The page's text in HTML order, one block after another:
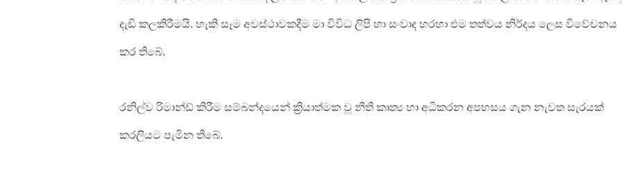
දැඩි කලකිරීමයි. හැකි සෑම අවස්ථාවකදීම මා විවිධ ලිපි හා සංවාද හරහා එම තත්වය නිර්දය ලෙස විවේචනය
කර තිබේ.
රනිල්ව රිමාන්ඩ් කිරීම සම්බන්දයෙන් ක්‍රියාත්මක වූ නීති කෘත්‍ය හා අධිකරන අපහසය ගැන නැවත සැරයක්
කරලියට පැමින තිබේ.